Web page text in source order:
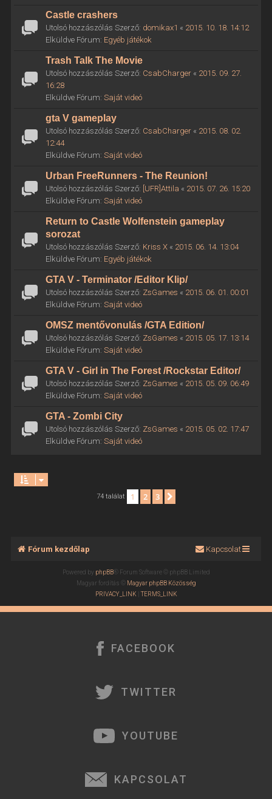
Castle crashers
Utolsó hozzászólás Szerző: domikax1 « 2015. 10. 18. 14:12
Elküldve Fórum: Egyéb játékok
Trash Talk The Movie
Utolsó hozzászólás Szerző: CsabCharger« 2015. 09. 27.
16:28
Elküldve Fórum: Saját videó
gta V gameplay
Utolsó hozzászólás Szerző: CsabCharger« 2015. 08. 02.
12:44
Elküldve Fórum: Saját videó
Urban FreeRunners - The Reunion!
Utolsó hozzászólás Szerző: [UFR]Attila « 2015. 07. 26. 15:20
Elküldve Fórum: Saját videó
Return to Castle Wolfenstein gameplay
sorozat
Utolsó hozzászólás Szerző: Kriss X« 2015. 06. 14. 13:04
Elküldve Fórum: Egyéb játékok
GTA V - Terminator /Editor Klip/
Utolsó hozzászólás Szerző: ZsGames « 2015. 06. 01. 00:01
Elküldve Fórum: Saját videó
OMSZ mentővonulás /GTA Edition/
Utolsó hozzászólás Szerző: ZsGames « 2015. 05. 17. 13:14
Elküldve Fórum: Saját videó
GTA V - Girl in The Forest /Rockstar Editor/
Utolsó hozzászólás Szerző: ZsGames « 2015. 05. 09. 06:49
Elküldve Fórum: Saját videó
GTA - Zombi City
Utolsó hozzászólás Szerző: ZsGames « 2015. 05. 02. 17:47
Elküldve Fórum: Saját videó
74 találat 1 2 3
Fórum kezdőlap Kapcsolat
Powered by phpBB® Forum Software © phpBB Limited
Magyar fordítás ©
Magyar phpBB Közösség
PRIVACY_LINK| TERMS_LINK
FACEBOOK
TWITTER
YOUTUBE
KAPCSOLAT